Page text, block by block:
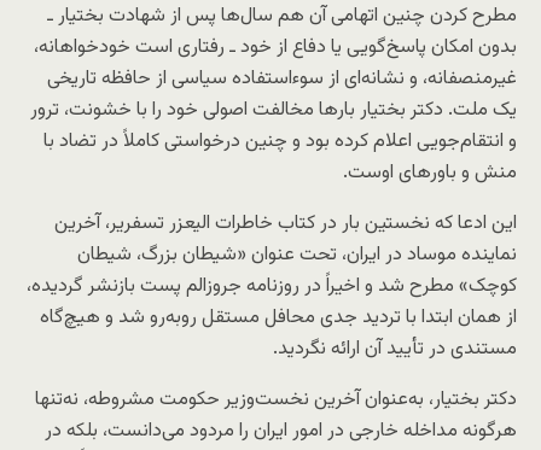
مطرح کردن چنین اتهامی آن هم سال‌ها پس از شهادت بختیار ـ
بدون امکان پاسخ‌گویی یا دفاع از خود ـ رفتاری است خودخواهانه،
غیرمنصفانه، و نشانه‌ای از سوءاستفاده سیاسی از حافظه تاریخی
یک ملت. دکتر بختیار بارها مخالفت اصولی خود را با خشونت، ترور
و انتقام‌جویی اعلام کرده بود و چنین درخواستی کاملاً در تضاد با
منش و باورهای اوست.
این ادعا که نخستین بار در کتاب خاطرات الیعزر تسفریر، آخرین
نماینده موساد در ایران، تحت عنوان «شیطان بزرگ، شیطان
کوچک» مطرح شد و اخیراً در روزنامه جروزالم پست بازنشر گردیده،
از همان ابتدا با تردید جدی محافل مستقل روبه‌رو شد و هیچ‌گاه
مستندی در تأیید آن ارائه نگردید.
دکتر بختیار، به‌عنوان آخرین نخست‌وزیر حکومت مشروطه، نه‌تنها
هرگونه مداخله خارجی در امور ایران را مردود می‌دانست، بلکه در